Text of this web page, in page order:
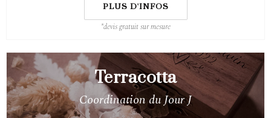
PLUS D'INFOS
*devis gratuit sur mesure
Terracotta
Coordination du Jour J